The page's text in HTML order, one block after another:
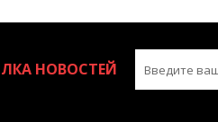
НОВОСТЕЙ